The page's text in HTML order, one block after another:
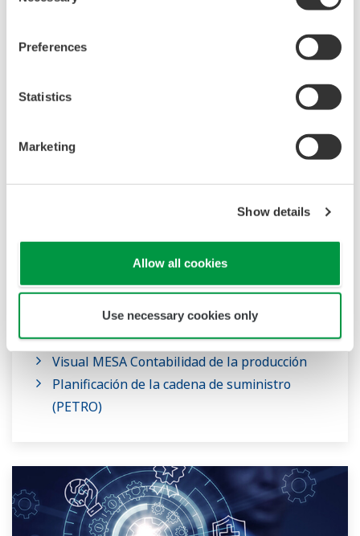
Preferences
Statistics
Marketing
Show details
Allow all cookies
Use necessary cookies only
suministro ayudan a mantener la eficacia de las
operaciones y permiten responder a tiempo a
Fuera de las instalaciones y gestión de
terminales
Automatización de terminales
Control de movimientos (VisaOM)
Visual MESA Contabilidad de la producción
Planificación de la cadena de suministro
(PETRO)